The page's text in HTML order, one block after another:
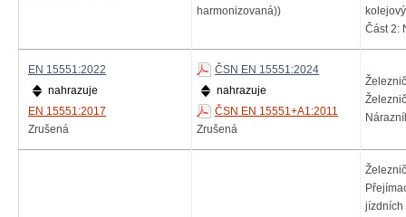
harmonizovaná))
Část 2:
EN 15551:2022
nahrazuje
EN 15551:2017
Zrušená
ČSN EN 15551:2024
nahrazuje
ČSN EN 15551+A1:2011
Zrušená
jízdních